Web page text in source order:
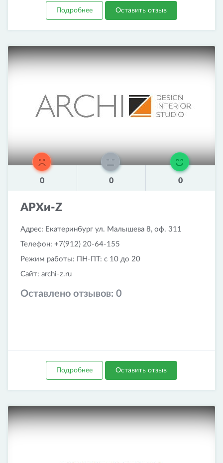
Подробнее Оставить отзыв
0 0 0
АРХи-Z
Адрес: Екатеринбург ул. Малышева 8, оф. 311
Телефон: +7(912) 20-64-155
Режим работы: ПН-ПТ: с 10 до 20
Сайт: archi-z.ru
Оставлено отзывов: 0
Подробнее Оставить отзыв